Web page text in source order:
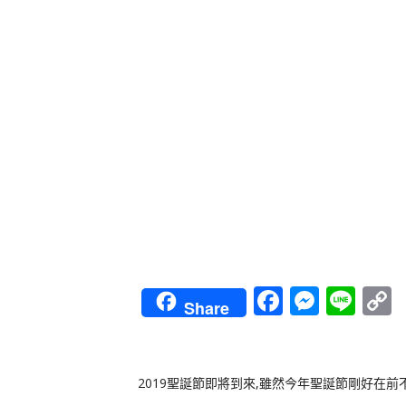
Share Facebook
Line
2019聖誕節即將到來,雖然今年聖誕節剛好在前